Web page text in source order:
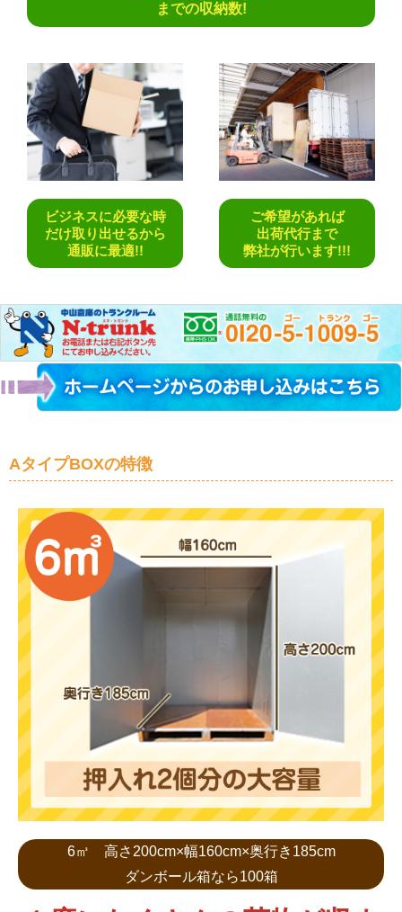
までの収納数!
ビジネスに必要な時
だけ取り出せるから
通販に最適!!
ご希望があれば
出荷代行まで
弊社が行います!!!
AタイプBOXの特徴
6㎥ 高さ200cm×幅160cm×奥行き185cm
ダンボール箱なら100箱